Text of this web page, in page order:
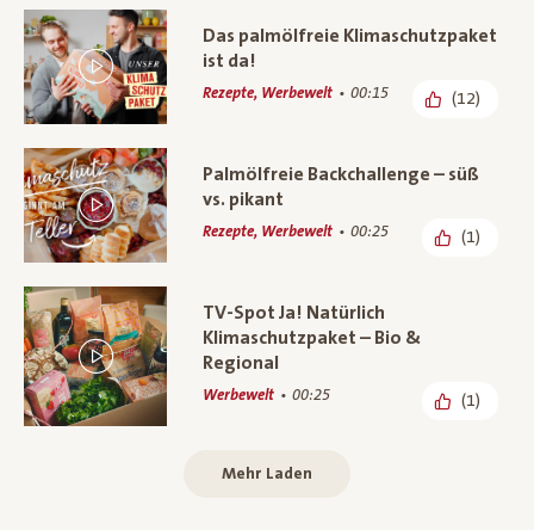
Das palmölfreie Klimaschutzpaket
ist da!
Rezepte, Werbewelt 00:15 (12)
Palmölfreie Backchallenge – süß
vs. pikant
Rezepte, Werbewelt 00:25 (1)
TV-Spot Ja! Natürlich
Klimaschutzpaket – Bio &
Regional
Werbewelt 00:25 (1)
Mehr Laden